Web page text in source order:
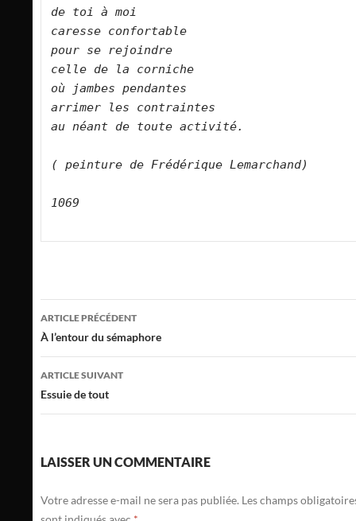
de toi à moi
caresse confortable
pour se rejoindre
celle de la corniche
où jambes pendantes
arrimer les contraintes
au néant de toute activité.
( peinture de Frédérique Lemarchand)
1069
Navigation
des
articles
ARTICLE PRÉCÉDENT
À l’entour du sémaphore
ARTICLE SUIVANT
Essuie de tout
LAISSER UN COMMENTAIRE
Votre adresse e-mail ne sera pas publiée. Les champs